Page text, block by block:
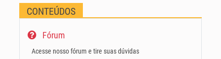
CONTEÚDOS
Fórum
Acesse nosso fórum e tire suas dúvidas